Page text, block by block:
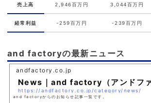
売上高 2,946百万円 3,044百万円
経常利益 -259百万円 -239百万円
and factoryの最新ニュース
andfactory.co.jp
News｜and factory（アンドファ
https://andfactory.co.jp/category/news/
and factoryからのお知らせ記事一覧です。